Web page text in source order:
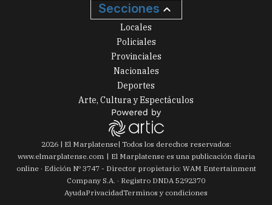
Secciones
Locales
Policiales
Provinciales
Nacionales
Deportes
Arte, Cultura y Espectáculos
2026| El Marplatense| Todos los derechos reservados:
www.elmarplatense.com
El Marplatense es una publicación diaria
online · Edición Nº 3747- Director propietario: WAM Entertainment
Company S.A. · Registro DNDA 5292370
AyudaPrivacidadTerminos y condiciones